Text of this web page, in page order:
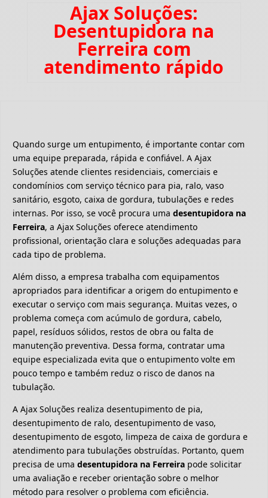
Ajax Soluções:
Desentupidora na
Ferreira com
atendimento rápido
Quando surge um entupimento, é importante contar com
uma equipe preparada, rápida e confiável. A Ajax
Soluções atende clientes residenciais, comerciais e
condomínios com serviço técnico para pia, ralo, vaso
sanitário, esgoto, caixa de gordura, tubulações e redes
internas. Por isso, se você procura uma desentupidora na
Ferreira, a Ajax Soluções oferece atendimento
profissional, orientação clara e soluções adequadas para
cada tipo de problema.
Além disso, a empresa trabalha com equipamentos
apropriados para identificar a origem do entupimento e
executar o serviço com mais segurança. Muitas vezes, o
problema começa com acúmulo de gordura, cabelo,
papel, resíduos sólidos, restos de obra ou falta de
manutenção preventiva. Dessa forma, contratar uma
equipe especializada evita que o entupimento volte em
pouco tempo e também reduz o risco de danos na
tubulação.
A Ajax Soluções realiza desentupimento de pia,
desentupimento de ralo, desentupimento de vaso,
desentupimento de esgoto, limpeza de caixa de gordura e
atendimento para tubulações obstruídas. Portanto, quem
precisa de uma desentupidora na Ferreira pode solicitar
uma avaliação e receber orientação sobre o melhor
método para resolver o problema com eficiência.